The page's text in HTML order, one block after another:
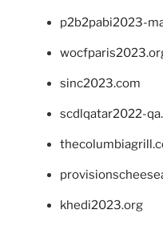
p2b2pabi2023-
sinc2023.com
scdlqatar2022-
khedi2023.org